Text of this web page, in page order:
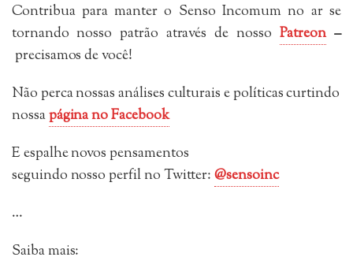
Contribua para manter o Senso Incomum no ar se
tornando nosso patrão através de nosso Patreon–
precisamos de você!
Não perca nossas análises culturais e políticas curtindo
nossapágina no Facebook
E espalhe novos pensamentos
seguindonosso perfil no Twitter:@sensoinc
…
Saiba mais: